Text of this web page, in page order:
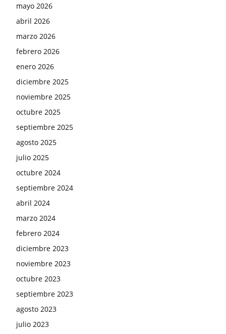
mayo 2026
abril 2026
marzo 2026
febrero 2026
enero 2026
diciembre 2025
noviembre 2025
octubre 2025
septiembre 2025
agosto 2025
julio 2025
octubre 2024
septiembre 2024
abril 2024
marzo 2024
febrero 2024
diciembre 2023
noviembre 2023
octubre 2023
septiembre 2023
agosto 2023
julio 2023